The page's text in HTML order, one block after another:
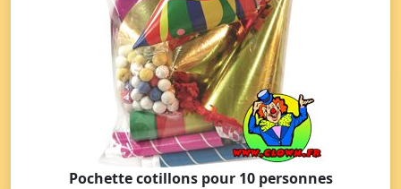
Pochette cotillons pour 10 personnes